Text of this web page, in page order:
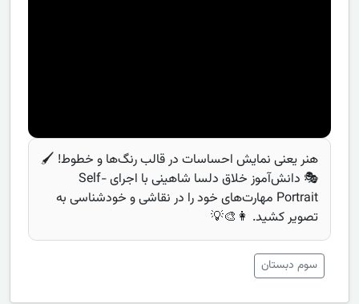
هنر یعنی نمایش احساسات در قالب رنگ‌ها و خطوط! 🖌️
🎭 دانش‌آموز خلاق دلسا شاهینی با اجرای Self-
Portrait مهارت‌های خود را در نقاشی و خودشناسی به
تصویر کشید. 👩‍🎨💡
سوم دبستان